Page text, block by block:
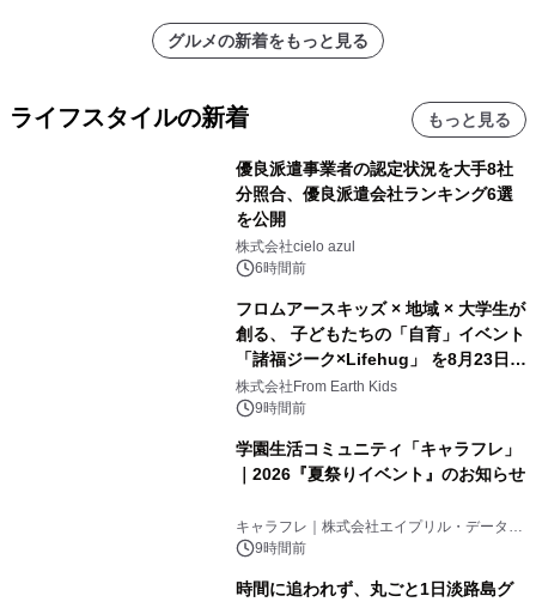
グルメの新着をもっと見る
ライフスタイルの新着 もっと見る
優良派遣事業者の認定状況を大手8社
分照合、優良派遣会社ランキング6選
を公開
株式会社cielo azul
6時間前
フロムアースキッズ × 地域 × 大学生が
創る、 子どもたちの「自育」イベント
「諸福ジーク×Lifehug」 を8月23日
(日)開催
株式会社From Earth Kids
9時間前
学園生活コミュニティ「キャラフレ」
｜2026『夏祭りイベント』のお知らせ
キャラフレ｜株式会社エイプリル・データ・
デザインズ
9時間前
時間に追われず、丸ごと1日淡路島グ